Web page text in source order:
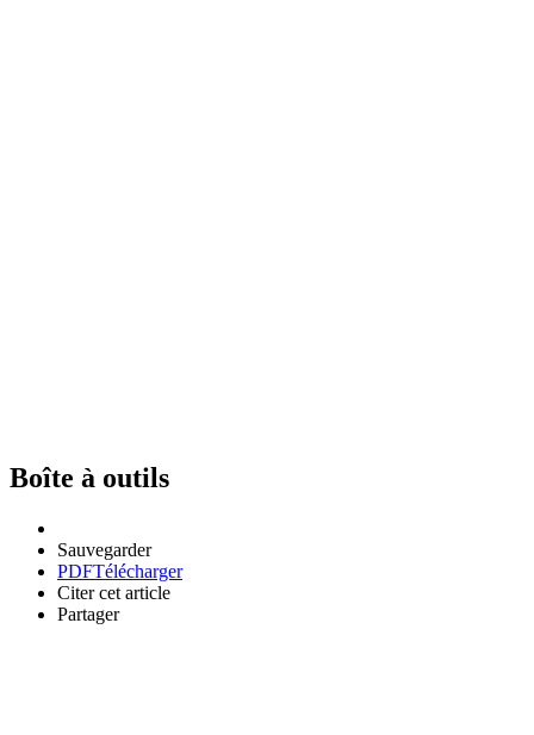
Boîte à outils
Sauvegarder
PDFTélécharger
Citer cet article
Partager